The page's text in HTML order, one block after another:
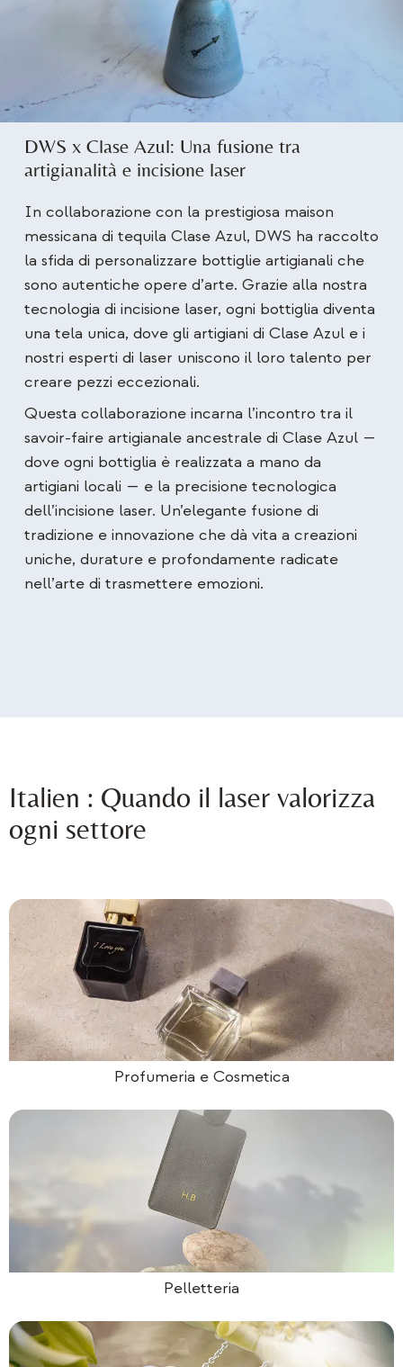
DWS x Clase Azul: Una fusione tra
artigianalità e incisione laser
In collaborazione con la prestigiosa maison
messicana di tequila Clase Azul, DWS ha raccolto
la sfida di personalizzare bottiglie artigianali che
sono autentiche opere d’arte. Grazie alla nostra
tecnologia di incisione laser, ogni bottiglia diventa
una tela unica, dove gli artigiani di Clase Azul e i
nostri esperti di laser uniscono il loro talento per
creare pezzi eccezionali.
Questa collaborazione incarna l’incontro tra il
savoir-faire artigianale ancestrale di Clase Azul —
dove ogni bottiglia è realizzata a mano da
artigiani locali — e la precisione tecnologica
dell’incisione laser. Un’elegante fusione di
tradizione e innovazione che dà vita a creazioni
uniche, durature e profondamente radicate
nell’arte di trasmettere emozioni.
Italien : Quando il laser valorizza
ogni settore
Profumeria e Cosmetica
Pelletteria